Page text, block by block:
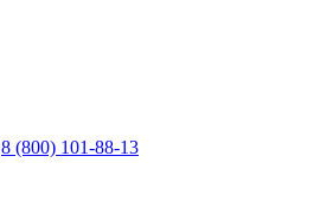
8 (800) 101-88-13